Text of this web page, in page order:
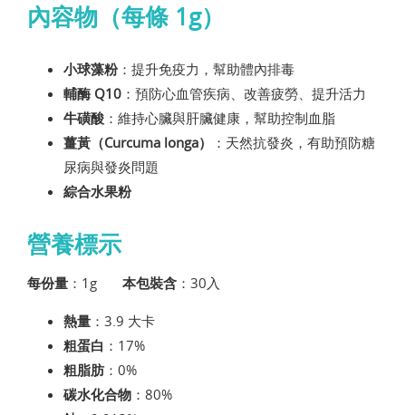
內容物（每條 1g）
小球藻粉：提升免疫力，幫助體內排毒
輔酶 Q10 ：預防心血管疾病、改善疲勞、提升活力
牛磺酸 ：維持心臟與肝臟健康，幫助控制血脂
薑黃（Curcuma longa）
：天然抗發炎，有助預防糖
尿病與發炎問題
綜合水果粉
營養標示
每份量 ：1g 本包裝含 ：30入
熱量 ：3.9 大卡
粗蛋白 ：17%
粗脂肪：0%
碳水化合物 ：80%